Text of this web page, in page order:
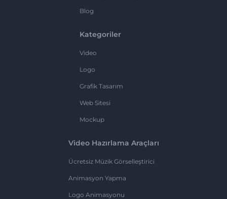
Blog
Kategoriler
Video
Logo
Grafik Tasarım
Web Sitesi
Mockup
Video Hazırlama Araçları
Ücretsiz Müzik Görselleştirici
Animasyon Yapma
Logo Animasyonu